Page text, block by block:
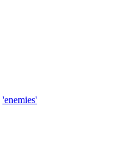
'enemies'